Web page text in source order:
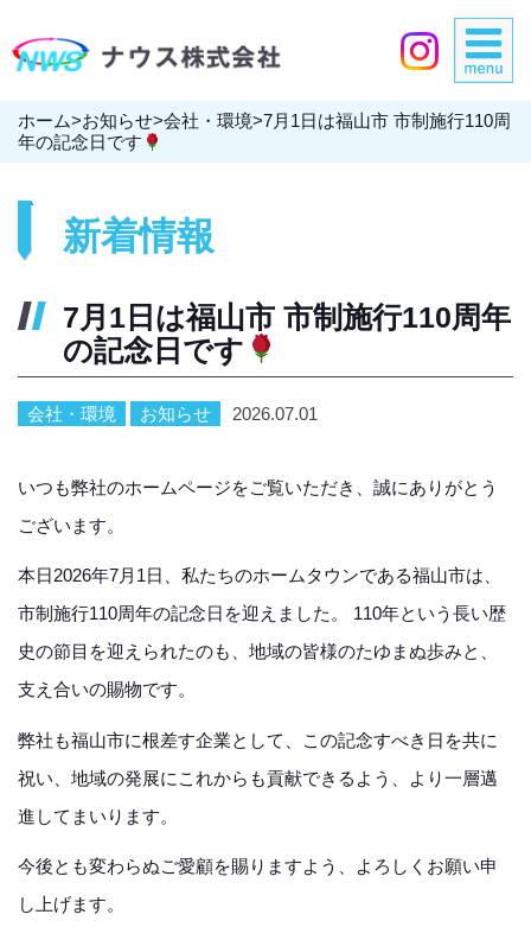
ホーム>お知らせ>会社・環境>7月1日は福山市 市制施行110周
年の記念日です
新着情報
7月1日は福山市 市制施行110周年
の記念日です
会社・環境 お知らせ 2026.07.01
いつも弊社のホームページをご覧いただき、誠にありがとう
ございます。
本日2026年7月1日、私たちのホームタウンである福山市は、
市制施行110周年の記念日を迎えました。 110年という長い歴
史の節目を迎えられたのも、地域の皆様のたゆまぬ歩みと、
支え合いの賜物です。
弊社も福山市に根差す企業として、この記念すべき日を共に
祝い、地域の発展にこれからも貢献できるよう、より一層邁
進してまいります。
今後とも変わらぬご愛顧を賜りますよう、よろしくお願い申
し上げます。